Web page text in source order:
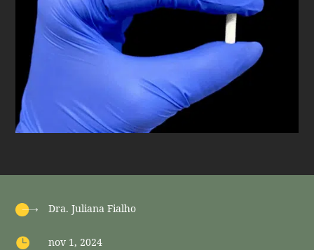
Dra. Juliana Fialho
 nov 1, 2024